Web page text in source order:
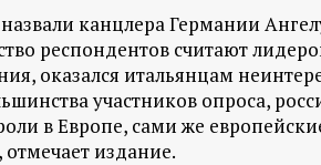
канцлера Германии
респондентов считают
оказался итальянцам
участников опроса,
в Европе, сами же
издание.